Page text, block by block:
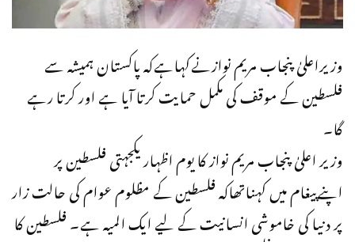
وزیراعلیٰ پنجاب مریم نوازنےکہاہےکہ پاکستان ہمیشہ سے
فلسطین کے موقف کی مکمل حمایت کرتا آیا ہے اور کرتا رہے
گا۔
وزیر اعلیٰ پنجاب مریم نواز کا یوم اظہار یکجہتی فلسطین پر
اپنےپیغام میں کہناتھاکہ فلسطین کے مظلوم عوام کی حالت زار
پر دنیا کی خاموشی انسانیت کے لیے ایک المیہ ہے۔ فلسطین کا